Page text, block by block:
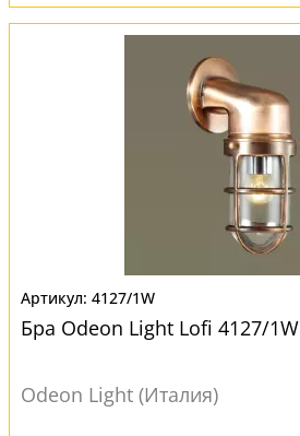
4127/1W
Бра Odeon Light Lofi 4127/1W
Odeon Light (Италия)